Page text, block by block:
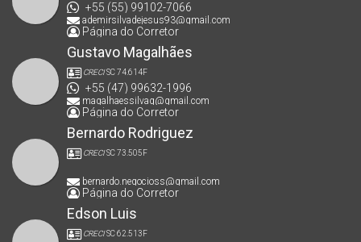
+55 (55) 99102-7066
ademirsilvadejesus93@gmail.com
Página do Corretor
Gustavo Magalhães
CRECISC 74.614F
+55 (47) 99632-1996
magalhaessilvag@gmail.com
Página do Corretor
Bernardo Rodriguez
CRECISC 73.505F
bernardo.negocioss@gmail.com
Página do Corretor
Edson Luis
CRECISC 62.513F